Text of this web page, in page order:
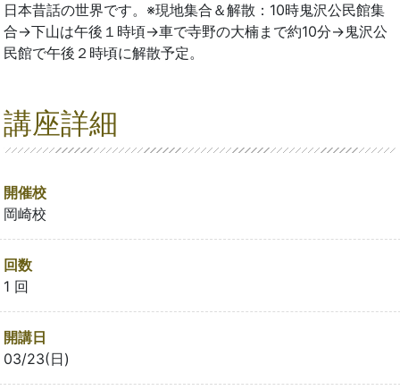
日本昔話の世界です。※現地集合＆解散：10時鬼沢公民館集
合→下山は午後１時頃→車で寺野の大楠まで約10分→鬼沢公
民館で午後２時頃に解散予定。
講座詳細
開催校
岡崎校
回数
1 回
開講日
03/23(日)